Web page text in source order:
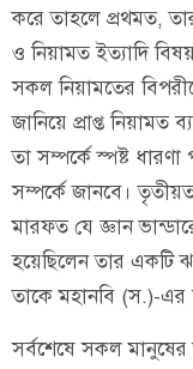
করে তাহলে প্রথমত,
ও নিয়ামত ইত্যাদি
সকল নিয়ামতের
জানিয়ে প্রাপ্ত
তা সম্পর্কে স্পষ্ট
সম্পর্কে জানবে।
মারফত যে জ্ঞান
হয়েছিলেন তার
তাকে মহানবি (স.)-এর
সর্বশেষে সকল